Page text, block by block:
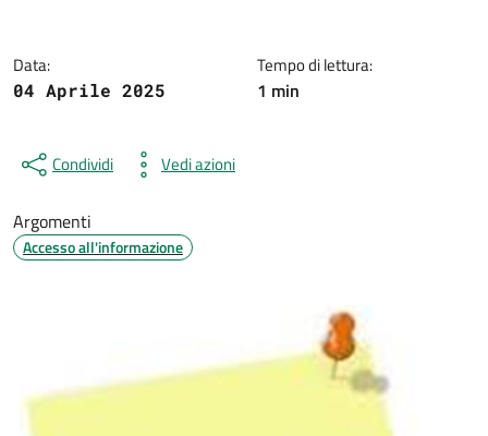
Data:
04 Aprile 2025
Tempo di lettura:
1 min
Condividi Vedi azioni
Argomenti
Accesso all'informazione